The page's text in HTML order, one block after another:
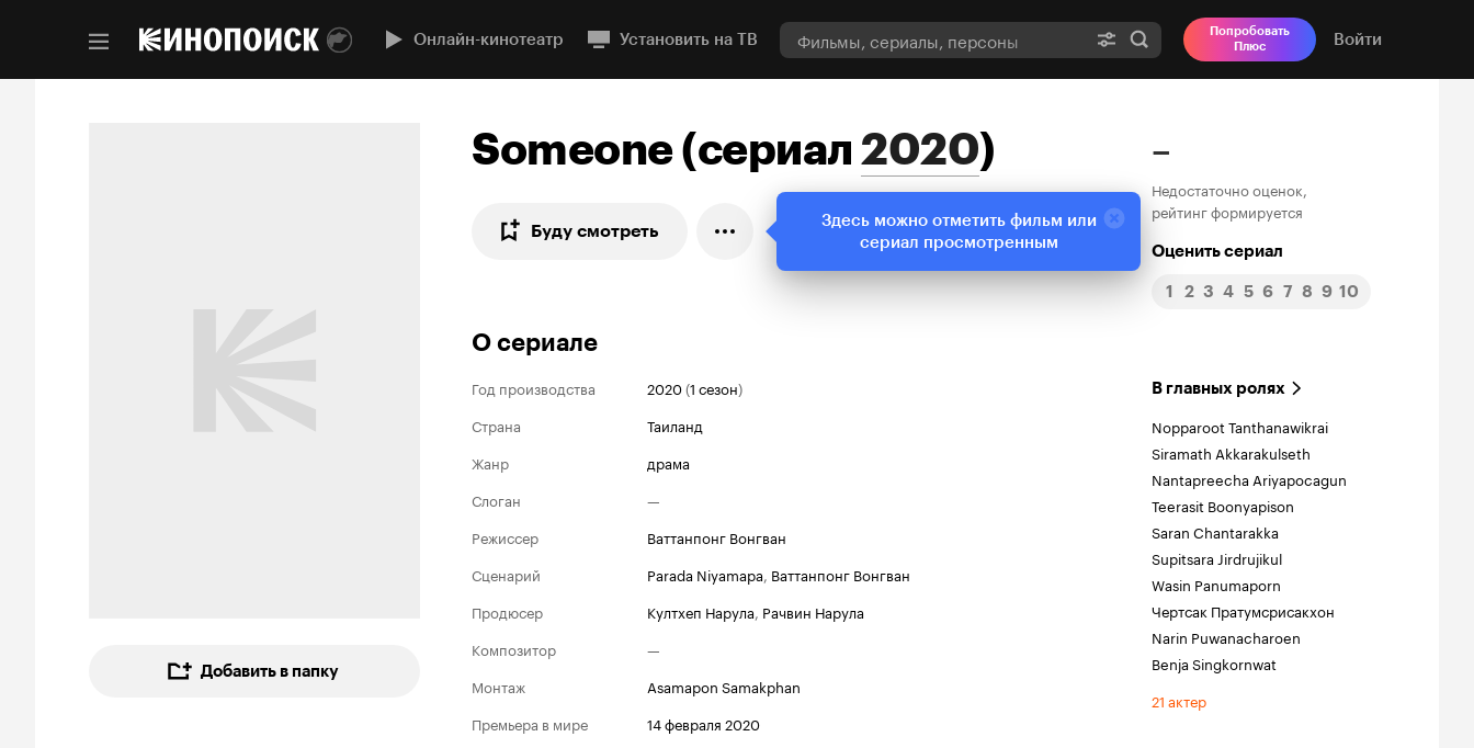
Онлайн-кинотеатр Установить на ТВ
Попробовать
Плюс
Войти
Добавить в папку
Someone(сериал2020)
Буду смотреть
–
Недостаточно оценок,
рейтинг формируется
Оценить сериал
1 2 3 4 5 6 7 8 9 10
О сериале
Год производства 2020(1 сезон)
Страна
Таиланд
Жанр
драма
Слоган
—
Режиссер
Ваттанпонг Вонгван
Сценарий
Parada Niyamapa, Ваттанпонг Вонгван
Продюсер
Култхеп Нарула, Рачвин Нарула
Композитор
—
Монтаж
Asamapon Samakphan
Премьера в мире
14 февраля 2020
В главных ролях
Nopparoot Tanthanawikrai
Siramath Akkarakulseth
Nantapreecha Ariyapocagun
Teerasit Boonyapison
Saran Chantarakka
Supitsara Jirdrujikul
Wasin Panumaporn
Чертсак Пратумсрисакхон
Narin Puwanacharoen
Benja Singkornwat
21 актер
Здесь можно отметить фильм или
сериал просмотренным